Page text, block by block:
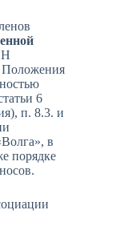
Положения
6
п. 8.3. и
в
порядке